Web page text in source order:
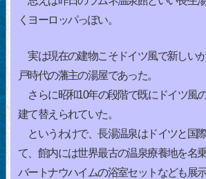
くヨーロッパっぽい。
実は現在の建物こそドイツ風で新しい
戸時代の藩主の湯屋であった。
さらに昭和10年の段階で既にドイツ風
建て替えられていた。
というわけで、長湯温泉はドイツと国
て、館内には世界最古の温泉療養地を名
バートナウハイムの浴室セットなども展示